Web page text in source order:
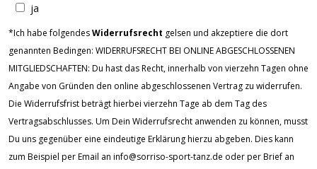
ja
*Ich habe folgendesWiderrufsrecht gelsen und akzeptiere die dort
genannten Bedingen: WIDERRUFSRECHT BEI ONLINE ABGESCHLOSSENEN
MITGLIEDSCHAFTEN: Du hast das Recht, innerhalb von vierzehn Tagen ohne
Angabe von Gründen den online abgeschlossenen Vertrag zu widerrufen.
Die Widerrufsfrist beträgt hierbei vierzehn Tage ab dem Tag des
Vertragsabschlusses. Um Dein Widerrufsrecht anwenden zu können, musst
Du uns gegenüber eine eindeutige Erklärung hierzu abgeben. Dies kann
zum Beispiel per Email an info@sorriso-sport-tanz.de oder per Brief an